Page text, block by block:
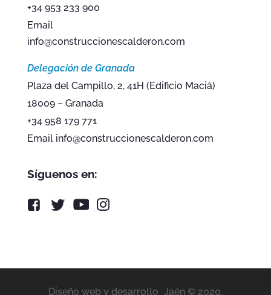
+34 953 233 900
Email
info@construccionescalderon.com
Delegación de Granada
Plaza del Campillo, 2, 41H (Edificio Maciá)
18009 – Granada
+34 958 179 771
Email info@construccionescalderon.com
Síguenos en:
Diseño web y desarrollo Jaén © 2020.